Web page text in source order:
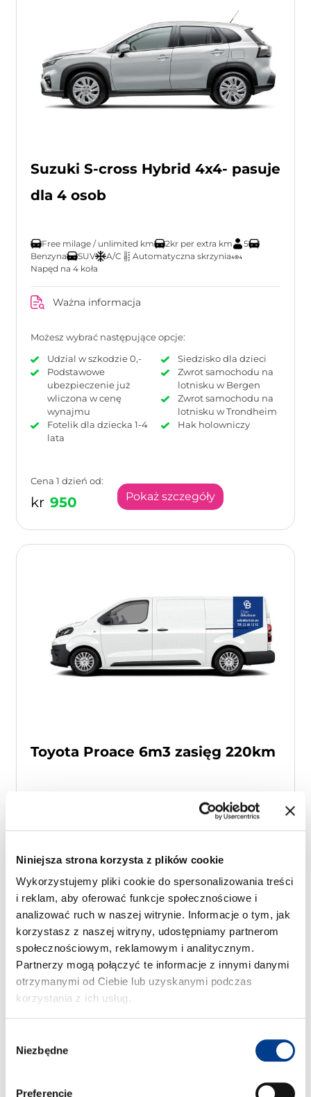
Niniejsza strona korzysta z plików cookie
Wykorzystujemy pliki cookie do spersonalizowania treści
i reklam, aby oferować funkcje społecznościowe i
analizować ruch w naszej witrynie. Informacje o tym, jak
korzystasz z naszej witryny, udostępniamy partnerom
społecznościowym, reklamowym i analitycznym.
Partnerzy mogą połączyć te informacje z innymi danymi
otrzymanymi od Ciebie lub uzyskanymi podczas
korzystania z ich usług.
zgody
Niezbędne
Preferencje
Suzuki S-cross Hybrid 4x4- pasuje
dla 4 osob
Free milage / unlimited km 2kr per extra km
5
Benzyna
SUV A/C
Automatyczna skrzynia
Napęd na 4 koła
Ważna informacja
Możesz wybrać następujące opcje:
Udzial w szkodzie 0,-
Podstawowe
ubezpieczenie już
wliczona w cenę
wynajmu
Fotelik dla dziecka 1-4
lata
Siedzisko dla dzieci
Zwrot samochodu na
lotnisku w Bergen
Zwrot samochodu na
lotnisku w Trondheim
Hak holowniczy
Cena 1 dzień od:
kr 950 Pokaż szczegóły
Toyota Proace 6m3 zasięg 220km
2kr per extra km
Automatyczna skrzynia
Możesz wybrać następujące opcje:
Udzial w szkodzie 0,-
Podstawowe
ubezpieczenie już
wliczona w cenę
wynajmu
Fotelik dla dziecka 1-4
lata
Siedzisko dla dzieci
Zwrot samochodu na
lotnisku w Bergen
Zwrot samochodu na
lotnisku w Trondheim
Hak holowniczy
kr 980